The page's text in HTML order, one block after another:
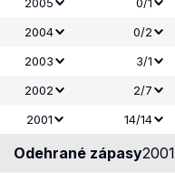
2004 0/2
2003 3/1
2002 2/7
2001 14/14
Odehrané zápasy2001